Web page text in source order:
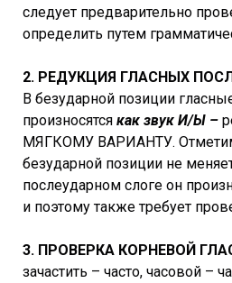
следует предварительно
определить путем
2. РЕДУКЦИЯ ГЛАСНЫХ
В безударной позиции
произносятся как звук И/Ы –
МЯГКОМУ ВАРИАНТУ.
безударной позиции не
послеударном слоге он
и поэтому также требует
3. ПРОВЕРКА КОРНЕВОЙ
зачастить – часто, часовой –